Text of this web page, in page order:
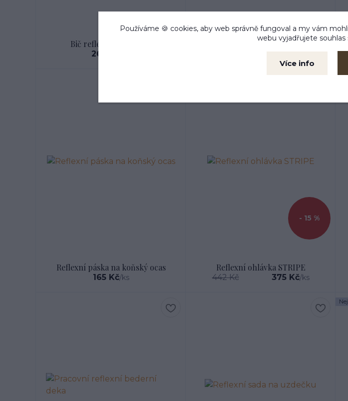
Bič reflexní s poutkem
269 Kč
Sada reflexních chráničů
1 824 Kč/ks
Reflexní páska na koňský ocas
165 Kč/ks
- 15 %
Reflexní ohlávka STRIPE
442 Kč 375 Kč/ks
Používáme 🍪 cookies, aby web správně fungoval a my vám
webu vyjadřujete souhlas
Více info